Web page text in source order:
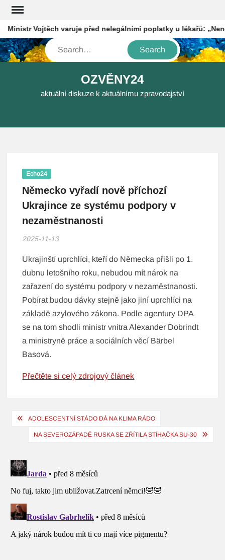
Skip
content
Vojtěch varuje před nelegálními poplatky u lékařů:
Search
OZVĚNY24
aktuální diskuze k aktuálnímu zpravodajství
Echo24
Německo vyřadí nově příchozí
Ukrajince ze systému podpory v
nezaměstnanosti
2025-11-13
Ukrajinští uprchlíci, kteří do Německa přišli po 1.
dubnu letošního roku, nebudou mít nárok na
zařazení do systému podpory v nezaměstnanosti.
Pobírat budou dávky stejně jako jiní uprchlíci na
základě azylového zákona. Podle agentury DPA
se na tom shodli ministr vnitra Alexander Dobrindt
a ministryně práce a sociálních věcí Bärbel
Basová.
Přečtěte si celý zdrojový článek
Navigace
ADOLESCENTNÍ STÁDO DÁ NA KLIMA RÁDO
NA SEVEROZÁPADĚ RUSKA SE ZŘÍTILA STÍHAČKA SU-30